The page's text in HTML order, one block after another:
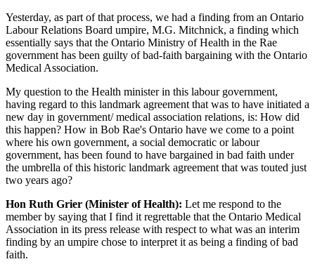
Yesterday, as part of that process, we had a finding from an Ontario
Labour Relations Board umpire, M.G. Mitchnick, a finding which
essentially says that the Ontario Ministry of Health in the Rae
government has been guilty of bad-faith bargaining with the Ontario
Medical Association.
My question to the Health minister in this labour government,
having regard to this landmark agreement that was to have initiated a
new day in government/ medical association relations, is: How did
this happen? How in Bob Rae's Ontario have we come to a point
where his own government, a social democratic or labour
government, has been found to have bargained in bad faith under
the umbrella of this historic landmark agreement that was touted just
two years ago?
Hon Ruth Grier (Minister of Health): Let me respond to the
member by saying that I find it regrettable that the Ontario Medical
Association in its press release with respect to what was an interim
finding by an umpire chose to interpret it as being a finding of bad
faith.